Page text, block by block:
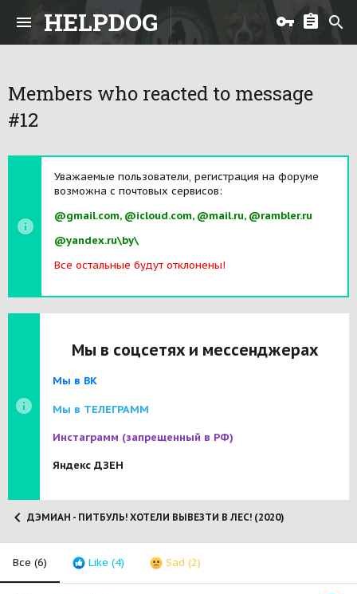
HELPDOG
Members who reacted to message
#12
Уважаемые пользователи, регистрация на форуме
возможна с почтовых сервисов:
@gmail.com, @icloud.com, @mail.ru, @rambler.ru
@yandex.ru\by\
Все остальные будут отклонены!
Мы в соцсетях и мессенджерах
Мы в ВК
Мы в ТЕЛЕГРАММ
Инстаграмм (запрещенный в РФ)
Яндекс ДЗЕН
ДЭМИАН - ПИТБУЛЬ! ХОТЕЛИ ВЫВЕЗТИ В ЛЕС! (2020)
Все (6) Like (4) Sad (2)